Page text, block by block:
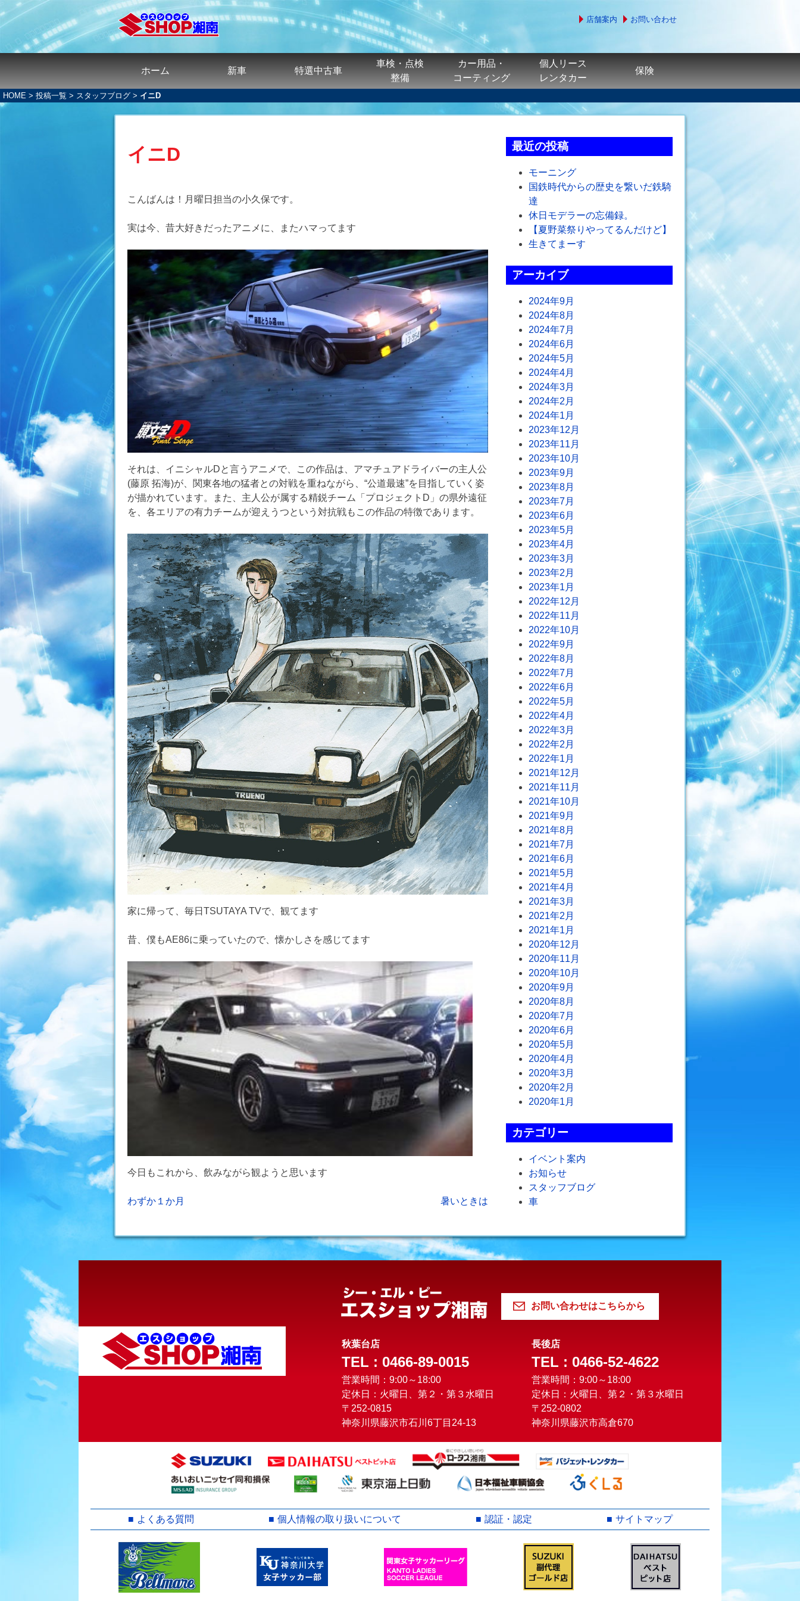
店舗案内 お問い合わせ
ホーム 新車 特選中古車
車検・点検
整備
カー用品・
コーティング
個人リース
レンタカー
保険
HOME > 投稿一覧 > スタッフブログ > イニD
イニD
こんばんは！月曜日担当の小久保です。
実は今、昔大好きだったアニメに、またハマってます
それは、イニシャルDと言うアニメで、この作品は、アマチュアドライバーの主人公
(藤原 拓海)が、関東各地の猛者との対戦を重ねながら、“公道最速”を目指していく姿
が描かれています。また、主人公が属する精鋭チーム「プロジェクトD」の県外遠征
を、各エリアの有力チームが迎えうつという対抗戦もこの作品の特徴であります。
家に帰って、毎日TSUTAYA TVで、観てます
昔、僕もAE86に乗っていたので、懐かしさを感じてます
今日もこれから、飲みながら観ようと思います
投
シ
ョ
ン
わずか１か月 暑いときは
最近の投稿
モーニング
国鉄時代からの歴史を繋いだ鉄騎
達
休日モデラーの忘備録。
【夏野菜祭りやってるんだけど】
生きてまーす
アーカイブ
2024年9月
2024年8月
2024年7月
2024年6月
2024年5月
2024年4月
2024年3月
2024年2月
2024年1月
2023年12月
2023年11月
2023年10月
2023年9月
2023年8月
2023年7月
2023年6月
2023年5月
2023年4月
2023年3月
2023年2月
2023年1月
2022年12月
2022年11月
2022年10月
2022年9月
2022年8月
2022年7月
2022年6月
2022年5月
2022年4月
2022年3月
2022年2月
2022年1月
2021年12月
2021年11月
2021年10月
2021年9月
2021年8月
2021年7月
2021年6月
2021年5月
2021年4月
2021年3月
2021年2月
2021年1月
2020年12月
2020年11月
2020年10月
2020年9月
2020年8月
2020年7月
2020年6月
2020年5月
2020年4月
2020年3月
2020年2月
2020年1月
カテゴリー
イベント案内
お知らせ
スタッフブログ
車
お問い合わせはこちらから
秋葉台店
TEL : 0466-89-0015
営業時間：9:00～18:00
定休日：火曜日、第２・第３水曜日
〒252-0815
神奈川県藤沢市石川6丁目24-13
長後店
TEL : 0466-52-4622
営業時間：9:00～18:00
定休日：火曜日、第２・第３水曜日
〒252-0802
神奈川県藤沢市高倉670
よくある質問 個人情報の取り扱いについて 認証・認定 サイトマップ